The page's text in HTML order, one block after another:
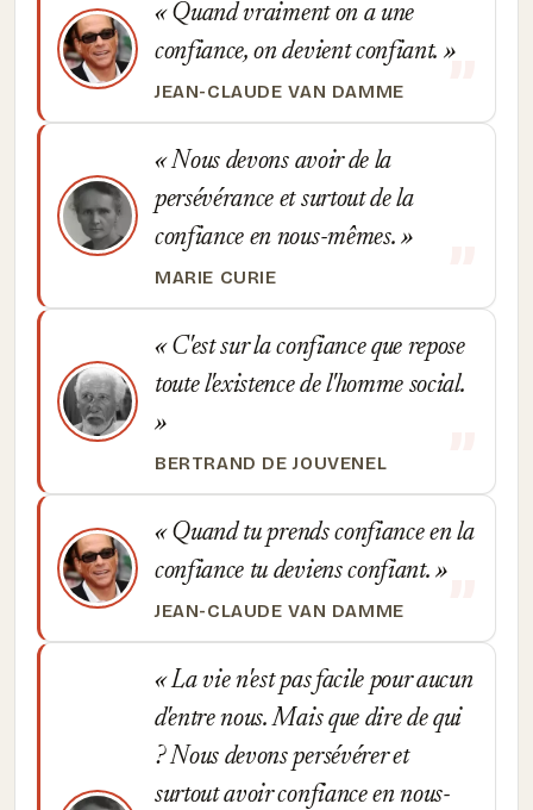
Quand vraiment on a une
confiance, on devient confiant.
JEAN-CLAUDE VAN DAMME
Nous devons avoir de la
persévérance et surtout de la
confiance en nous-mêmes.
MARIE CURIE
C'est sur la confiance que repose
toute l'existence de l'homme social.
BERTRAND DE JOUVENEL
Quand tu prends confiance en la
confiance tu deviens confiant.
JEAN-CLAUDE VAN DAMME
La vie n'est pas facile pour aucun
d'entre nous. Mais que dire de qui
? Nous devons persévérer et
surtout avoir confiance en nous-